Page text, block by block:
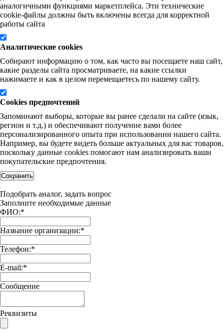
аналогичными функциями маркетплейса. Эти технические
cookie-файлы должны быть включены всегда для корректной
работы сайта
Аналитические cookies
Собирают информацию о том, как часто вы посещаете наш сайт,
какие разделы сайта просматриваете, на какие ссылки
нажимаете и как в целом перемещаетесь по нашему сайту.
Cookies предпочтений
Запоминают выборы, которые вы ранее сделали на сайте (язык,
регион и т.д.) и обеспечивают получение вами более
персонализированного опыта при использовании нашего сайта.
Например, вы будете видеть больше актуальных для вас товаров,
поскольку данные cookies помогают нам анализировать ваши
покупательские предпочтения.
Сохранить
Подобрать аналог, задать вопрос
Заполните необходимые данные
ФИО:*
Название организации:*
Телефон:*
E-mail:*
Сообщение
Реквизиты